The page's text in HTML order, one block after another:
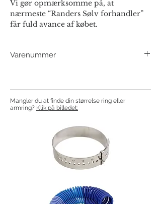
Vi gør opmærksomme på, at
nærmeste “Randers Sølv forhandler”
får fuld avance af købet.
Varenummer
Mangler du at finde din størrelse ring eller
armring? Klik på billedet: